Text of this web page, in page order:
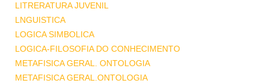
LITRERATURA JUVENIL
LNGUISTICA
LOGICA SIMBOLICA
LOGICA-FILOSOFIA DO CONHECIMENTO
METAFISICA GERAL. ONTOLOGIA
METAFISICA GERAL.ONTOLOGIA